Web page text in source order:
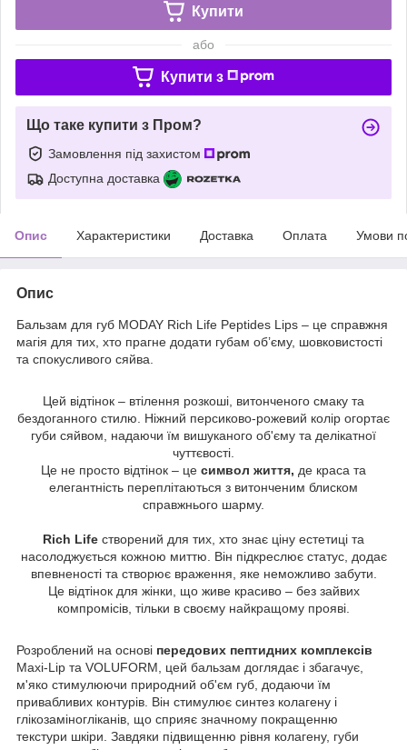
Купити
або
Купити з
Що таке купити з Пром?
Замовлення під захистом
Доступна доставка
Опис Характеристики Доставка Оплата Умови
Опис
Бальзам для губ MODAY Rich Life Peptides Lips – це справжня
магія для тих, хто прагне додати губам об’єму, шовковистості
та спокусливого сяйва.
Цей відтінок – втілення розкоші, витонченого смаку та
бездоганного стилю. Ніжний персиково-рожевий колір огортає
губи сяйвом, надаючи їм вишуканого об'єму та делікатної
чуттєвості.
Це не просто відтінок – це символ життя, де краса та
елегантність переплітаються з витонченим блиском
справжнього шарму.
Rich Life створений для тих, хто знає ціну естетиці та
насолоджується кожною миттю. Він підкреслює статус, додає
впевненості та створює враження, яке неможливо забути.
Це відтінок для жінки, що живе красиво – без зайвих
компромісів, тільки в своєму найкращому прояві.
Розроблений на основі передових пептидних комплексів
Maxi-Lip та VOLUFORM, цей бальзам доглядає і збагачує,
м'яко стимулюючи природний об'єм губ, додаючи їм
привабливих контурів. Він стимулює синтез колагену і
глікозаміногліканів, що сприяє значному покращенню
текстури шкіри. Завдяки підвищенню рівня колагену, губи